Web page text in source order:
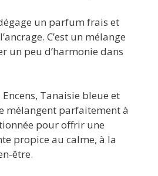
un parfum frais et
C’est un mélange
un peu d’harmonie dans
Tanaisie bleue et
mélangent parfaitement à
pour offrir une
propice au calme, à la
être.